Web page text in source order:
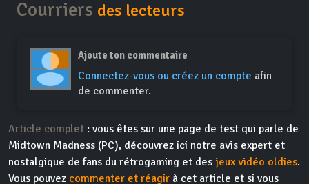
Courriers des lecteurs
Ajoute ton commentaire
Connectez-vous ou créez un compte afin
de commenter.
Article complet : vous êtes sur une page de test qui parle de
Midtown Madness (PC), découvrez ici notre avis expert et
nostalgique de fans du rétrogaming et des jeux vidéo oldies.
Vous pouvez commenter et réagir à cet article et si vous